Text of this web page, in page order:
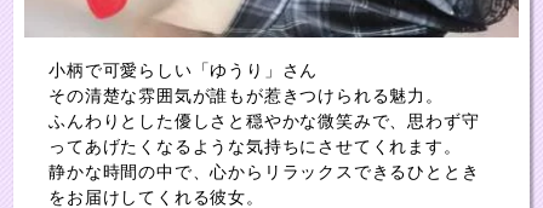
小柄で可愛らしい「ゆうり」さん
その清楚な雰囲気が誰もが惹きつけられる魅力。
ふんわりとした優しさと穏やかな微笑みで、思わず守
ってあげたくなるような気持ちにさせてくれます。
静かな時間の中で、心からリラックスできるひととき
をお届けしてくれる彼女。